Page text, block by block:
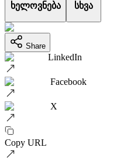
ხელოვნება სხვა
Share
LinkedIn
Facebook
X
Copy URL